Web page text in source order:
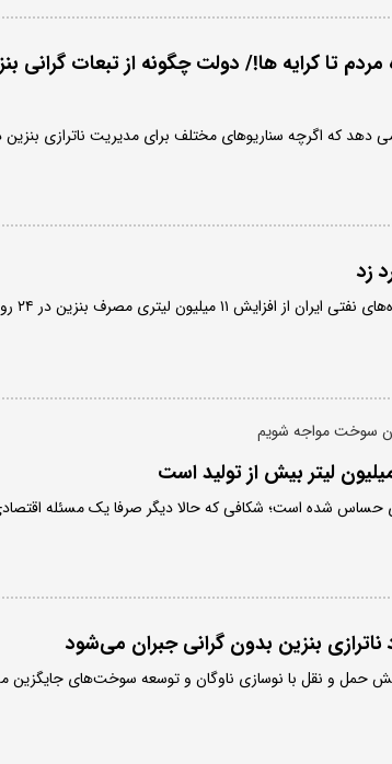
مردم تا کرایه‌ ها!/ دولت چگونه از تبعات گرانی
که اگرچه سناریوهای مختلف برای مدیریت ناترازی
زد
مدیرعامل
سوخت مواجه شویم
حساس شده است؛ شکافی که حالا دیگر صرفا یک مسئله
بنزین بدون گرانی جبران می‌شود
حمل و نقل با نوسازی ناوگان و توسعه سوخت‌های جایگزین